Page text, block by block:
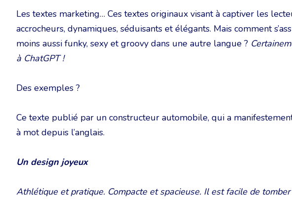
Les textes marketing… Ces textes originaux visant à captiver les
accrocheurs, dynamiques, séduisants et élégants. Mais comment
moins aussi funky, sexy et groovy dans une autre langue ?
à ChatGPT !
Des exemples ?
Ce texte publié par un constructeur automobile, qui a
à mot depuis l’anglais.
Un design joyeux
Athlétique et pratique. Compacte et spacieuse. Il est facile de